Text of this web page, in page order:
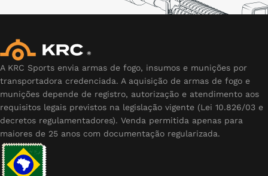
A KRC Sports envia armas de fogo, insumos e munições por
transportadora credenciada. A aquisição de armas de fogo e
munições depende de registro, autorização e atendimento aos
requisitos legais previstos na legislação vigente (Lei 10.826/03 e
decretos regulamentadores). Venda permitida apenas para
maiores de 25 anos com documentação regularizada.